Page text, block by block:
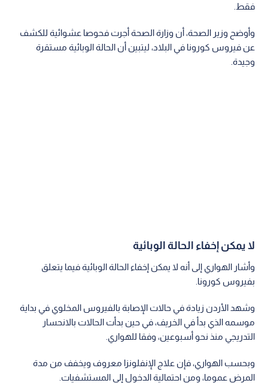
فقط.
وأوضح وزير الصحة، أن وزارة الصحة أجرت فحوصا عشوائية للكشف
عن فيروس كورونا في البلاد، ليتبين أن الحالة الوبائية مستقرة
وجيدة.
لا يمكن إخفاء الحالة الوبائية
وأشار الهواري إلى أنه لا يمكن إخفاء الحالة الوبائية فيما يتعلق
بفيروس كورونا.
وشهد الأردن زيادة في حالات الإصابة بالفيروس المخلوي في بداية
موسمه الذي بدأ في الخريف، في حين بدأت الحالات بالانحسار
التدريجي منذ نحو أسبوعين، وفقا للهواري.
وبحسب الهواري، فإن علاج الإنفلونزا معروف ويخفف من مدة
المرض عموما، ومن احتمالية الدخول إلى المستشفيات.